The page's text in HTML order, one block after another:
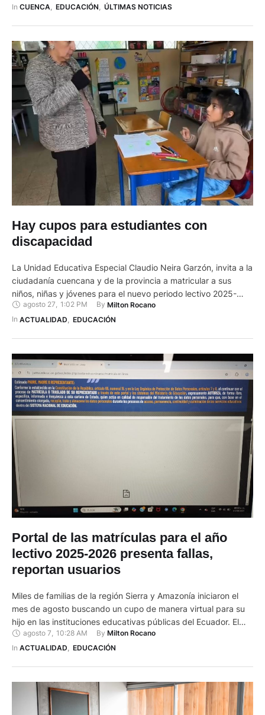
desarrollado en el Tecnológico Sudamericano de Guayaquil.
In CUENCA, EDUCACIÓN, ÚLTIMAS NOTICIAS
Hay cupos para estudiantes con
discapacidad
La Unidad Educativa Especial Claudio Neira Garzón, invita a la
ciudadanía cuencana y de la provincia a matricular a sus
niños, niñas y jóvenes para el nuevo periodo lectivo 2025-
2026. El centro brinda educación desde inicial a décimo a
estudiantes con discapacidad sensorial: auditiva, visual y
agosto 27, 1:02 PM By Milton Rocano
In ACTUALIDAD EDUCACIÓN
Portal de las matrículas para el año
lectivo 2025-2026 presenta fallas,
reportan usuarios
Miles de familias de la región Sierra y Amazonía iniciaron el
mes de agosto buscando un cupo de manera virtual para su
hijo en las instituciones educativas públicas del Ecuador. El
Ministerio de Educación habilitó el proceso de matrículas
ordinarias para el año lectivo 2025-2026, dirigido a
agosto 7 10:28 AM By Milton Rocano
In ACTUALIDAD, EDUCACIÓN